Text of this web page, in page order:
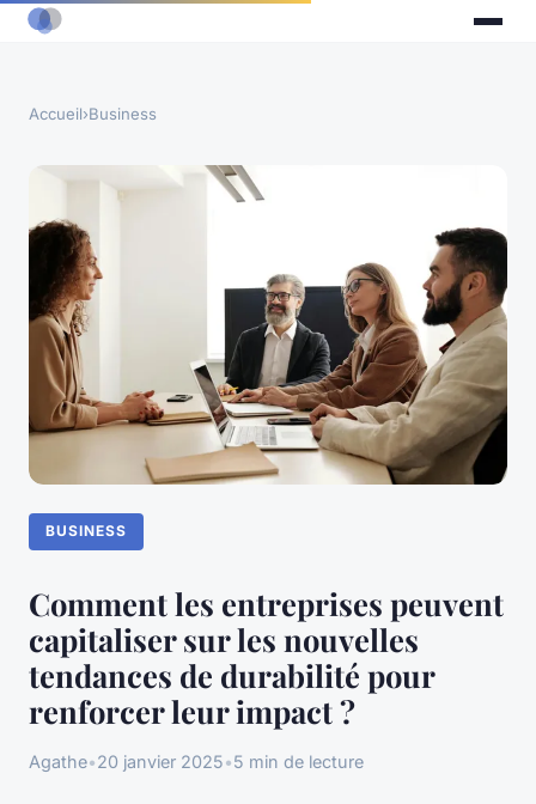
Accueil›Business
BUSINESS
Comment les entreprises peuvent
capitaliser sur les nouvelles
tendances de durabilité pour
renforcer leur impact ?
Agathe•20 janvier 2025•5 min de lecture